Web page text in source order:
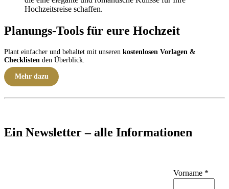
Planungs-Tools für eure Hochzeit
Plant einfacher und behaltet mit unseren kostenlosen Vorlagen &
Checklisten den Überblick.
Mehr dazu
Ein Newsletter – alle Informationen
Vorname *